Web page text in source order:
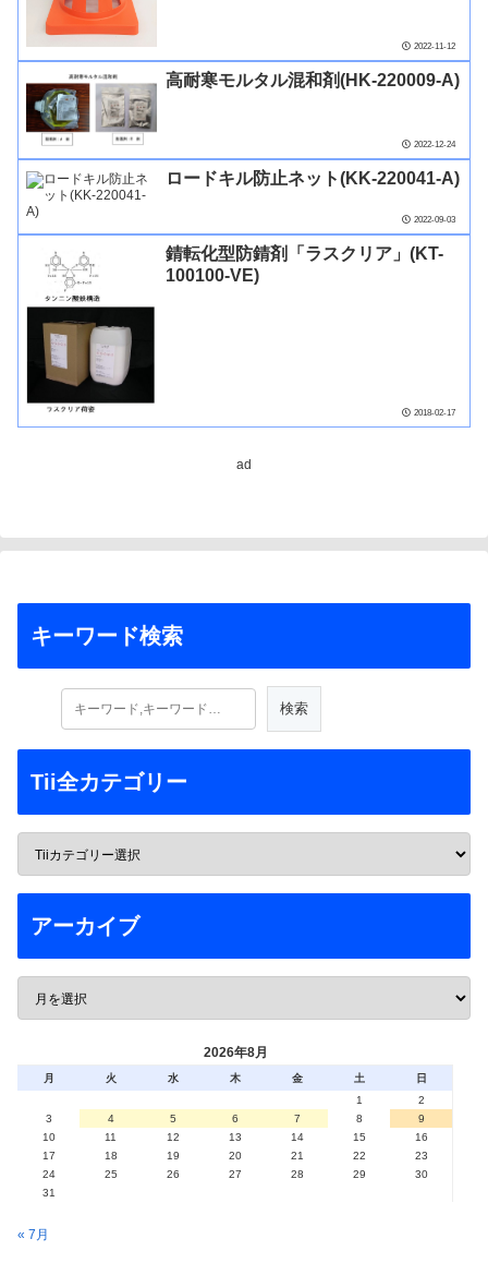
2022-11-12
高耐寒モルタル混和剤(HK-220009-A)
2022-12-24
ロードキル防止ネット(KK-220041-A)
2022-09-03
錆転化型防錆剤「ラスクリア」(KT-
100100-VE)
2018-02-17
ad
キーワード検索
Tii全カテゴリー
アーカイブ
2026年8月
月 火 水 木 金 土
日
1
2
3
4 5 6 7 8
9
10
11 12 13 14 15
16
17
18 19 20 21 22
23
24
25 26 27 28 29
30
31
« 7月